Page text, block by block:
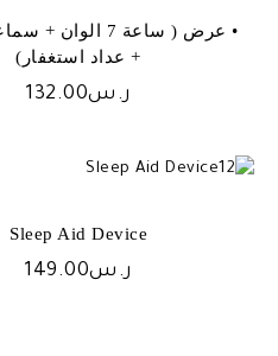
• عرض ( ساعة 7
+ عداد استغفار)
ر.س132.00
Sleep Aid Device
ر.س149.00